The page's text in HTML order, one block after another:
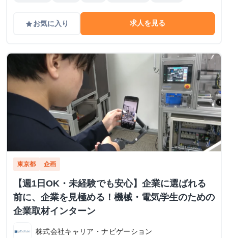
gradeお気に入り 求人を見る
東京都 企画
【週1日OK・未経験でも安心】企業に選ばれる
前に、企業を見極める！機械・電気学生のための
企業取材インターン
株式会社キャリア・ナビゲーション